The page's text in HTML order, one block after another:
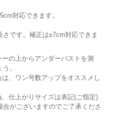
対応できます。
です。補正は±7cm対応できま
の上からアンダーバストを測
。
、ワン号数アップをオススメし
仕上がりサイズは表記(ご指定)
がございますのでご了承くださ